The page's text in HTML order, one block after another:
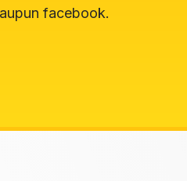
facebook.